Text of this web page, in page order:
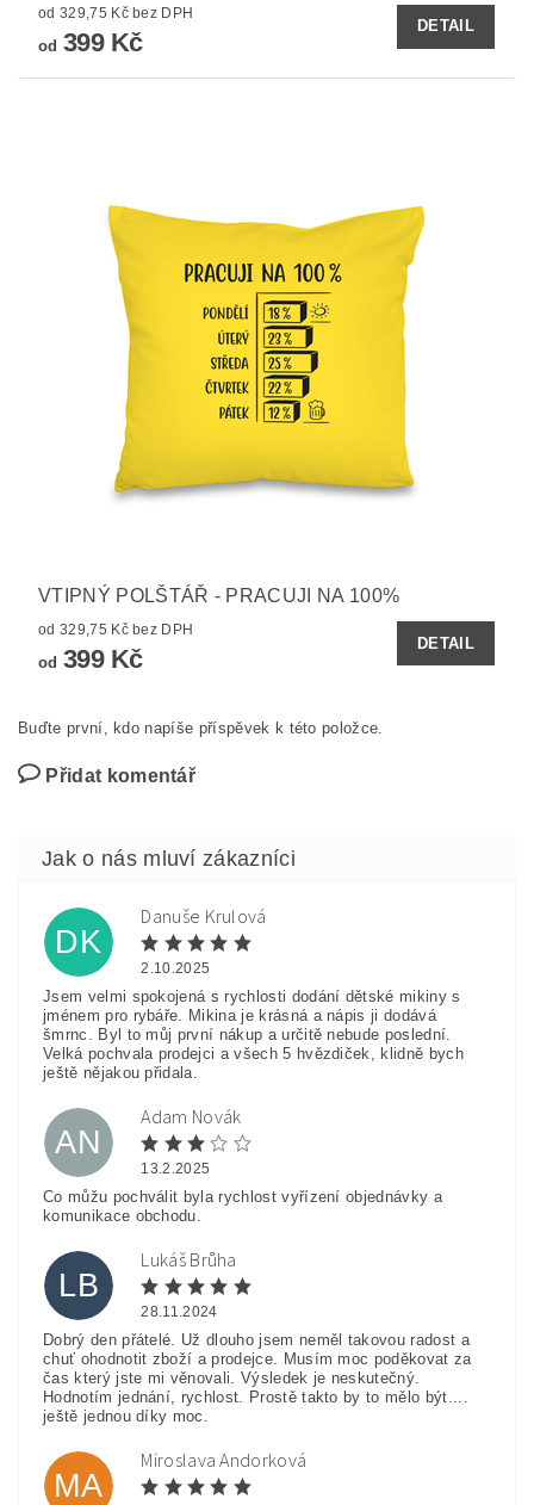
od 329,75 Kč bez DPH
od 399 Kč
DETAIL
VTIPNÝ POLŠTÁŘ - PRACUJI NA 100%
od 329,75 Kč bez DPH
od 399 Kč
DETAIL
Buďte první, kdo napíše příspěvek k této položce.
Přidat komentář
DK
Danuše Krulová
2.10.2025
Jsem velmi spokojená s rychlosti dodání dětské mikiny s
jménem pro rybáře. Mikina je krásná a nápis ji dodává
šmrnc. Byl to můj první nákup a určitě nebude poslední.
Velká pochvala prodejci a všech 5 hvězdiček, klidně bych
ještě nějakou přidala.
AN
Adam Novák
13.2.2025
Co můžu pochválit byla rychlost vyřízení objednávky a
komunikace obchodu.
LB
Lukáš Brůha
28.11.2024
Dobrý den přátelé. Už dlouho jsem neměl takovou radost a
chuť ohodnotit zboží a prodejce. Musím moc poděkovat za
čas který jste mi věnovali. Výsledek je neskutečný.
Hodnotím jednání, rychlost. Prostě takto by to mělo být....
ještě jednou díky moc.
MA
Miroslava Andorková